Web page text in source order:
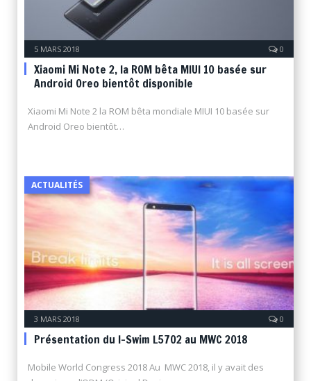
5 MARS 2018 0
Xiaomi Mi Note 2, la ROM bêta MIUI 10 basée sur
Android Oreo bientôt disponible
Xiaomi Mi Note 2 la ROM bêta mondiale MIUI 10 basée sur
Android Oreo bientôt…
ACTUALITÉS
3 MARS 2018 0
Présentation du I-Swim L5702 au MWC 2018
Mobile World Congress 2018 Au MWC 2018, il y avait des